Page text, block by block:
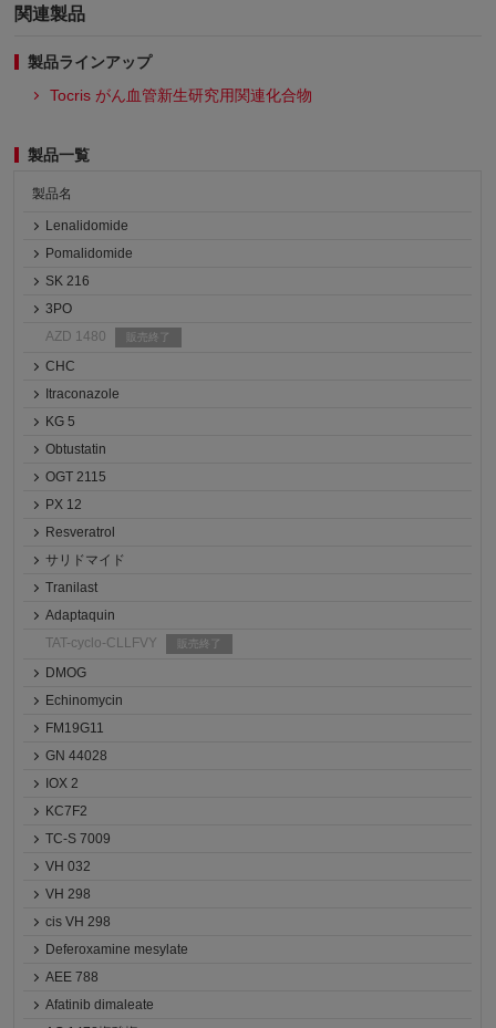
関連製品
製品ラインアップ
Tocris がん血管新生研究用関連化合物
製品一覧
製品名
Lenalidomide
Pomalidomide
SK 216
3PO
AZD 1480
販売終了
CHC
Itraconazole
KG 5
Obtustatin
OGT 2115
PX 12
Resveratrol
サリドマイド
Tranilast
Adaptaquin
TAT-cyclo-CLLFVY
販売終了
DMOG
Echinomycin
FM19G11
GN 44028
IOX 2
KC7F2
TC-S 7009
VH 032
VH 298
cis VH 298
Deferoxamine mesylate
AEE 788
Afatinib dimaleate